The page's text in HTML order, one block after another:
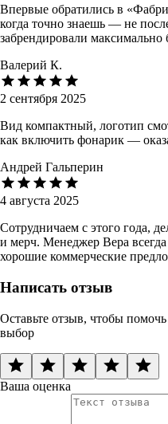
Впервые обратились в
когда точно знаешь — не
забрендировали максимально
Валерий К.
2 сентября 2025
Вид компактный, логотип
как включить фонарик —
Андрей Гальперин
4 августа 2025
Сотрудничаем с этого года,
и мерч. Менеджер Вера
хорошие коммерческие
Написать отзыв
Оставьте отзыв, чтобы
выбор
Ваша оценка